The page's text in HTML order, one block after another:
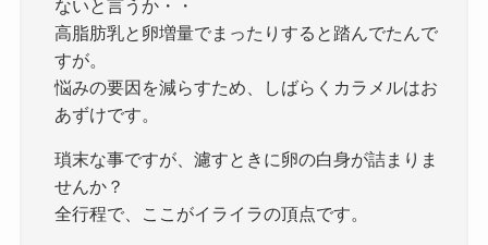
ないと言うか・・
高脂肪乳と卵増量でまったりすると踏んでたんで
すが。
悩みの要因を減らすため、しばらくカラメルはお
あずけです。
瑣末な事ですが、濾すときに卵の白身が詰まりま
せんか？
全行程で、ここがイライラの頂点です。